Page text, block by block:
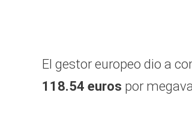
El gestor europeo dio a
118.54 euros por